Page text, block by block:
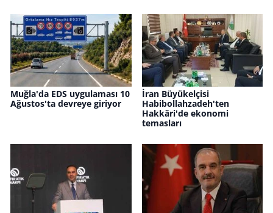
Muğla'da EDS uygulaması 10
Ağustos'ta devreye giriyor
İran Büyükelçisi
Habibollahzadeh'ten
Hakkâri'de ekonomi
temasları